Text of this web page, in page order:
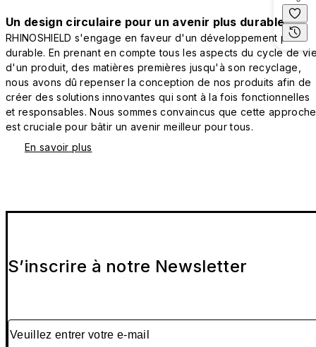
Un design circulaire pour un avenir plus durable
RHINOSHIELD s'engage en faveur d'un développement plus
durable. En prenant en compte tous les aspects du cycle de
d'un produit, des matières premières jusqu'à son recyclage,
nous avons dû repenser la conception de nos produits afin de
créer des solutions innovantes qui sont à la fois fonctionnelles
et responsables. Nous sommes convaincus que cette approche
est cruciale pour bâtir un avenir meilleur pour tous.
En savoir plus
S’inscrire à notre Newsletter
Veuillez entrer votre e-mail